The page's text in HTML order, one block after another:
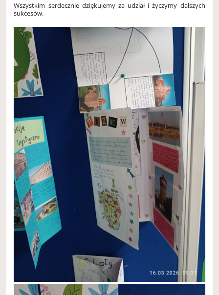
Wszystkim serdecznie dziękujemy za udział i życzymy dalszych
sukcesów.